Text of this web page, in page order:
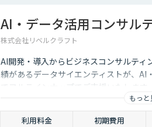
AI・データ活用コンサル
株式会社リベルクラフト
AI開発・導入からビジネスコンサルテ
績があるデータサイエンティストが、AI
でフルラインナップでご支援いたします。
もっと
利用料金 初期費用